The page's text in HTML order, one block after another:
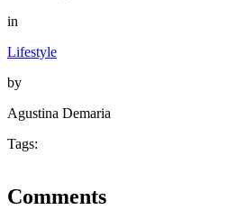
in
Lifestyle
by
Agustina Demaria
Tags:
Comments